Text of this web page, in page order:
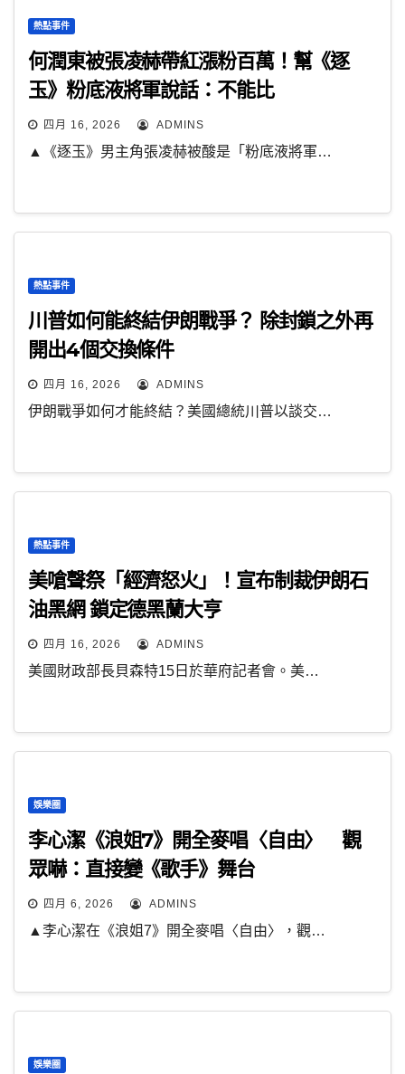
熱點事件
何潤東被張凌赫帶紅漲粉百萬！幫《逐
玉》粉底液將軍說話：不能比
四月 16, 2026 ADMINS
▲《逐玉》男主角張凌赫被酸是「粉底液將軍…
熱點事件
川普如何能終結伊朗戰爭？ 除封鎖之外再
開出4個交換條件
四月 16, 2026 ADMINS
伊朗戰爭如何才能終結？美國總統川普以談交…
熱點事件
美嗆聲祭「經濟怒火」！宣布制裁伊朗石
油黑網 鎖定德黑蘭大亨
四月 16, 2026 ADMINS
美國財政部長貝森特15日於華府記者會。美…
娛樂圈
李心潔《浪姐7》開全麥唱〈自由〉 觀
眾嚇：直接變《歌手》舞台
四月 6, 2026 ADMINS
▲李心潔在《浪姐7》開全麥唱〈自由〉，觀…
娛樂圈